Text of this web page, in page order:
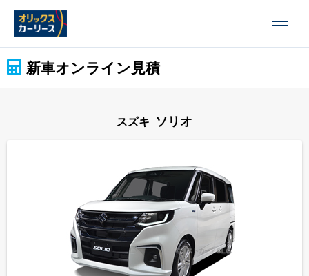
新車オンライン見積
スズキ ソリオ